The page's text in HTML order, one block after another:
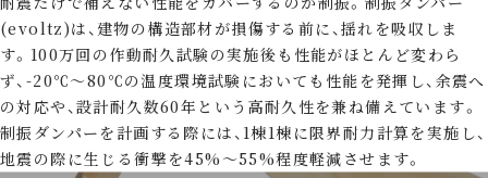
(evoltz)は、建物の構造部材が損傷する前に、揺れを吸収しま
す。100万回の作動耐久試験の実施後も性能がほとんど変わら
ず、-20℃～80℃の温度環境試験においても性能を発揮し、余震へ
の対応や、設計耐久数60年という高耐久性を兼ね備えています。
制振ダンパーを計画する際には、1棟1棟に限界耐力計算を実施し、
地震の際に生じる衝撃を45%～55%程度軽減させます。